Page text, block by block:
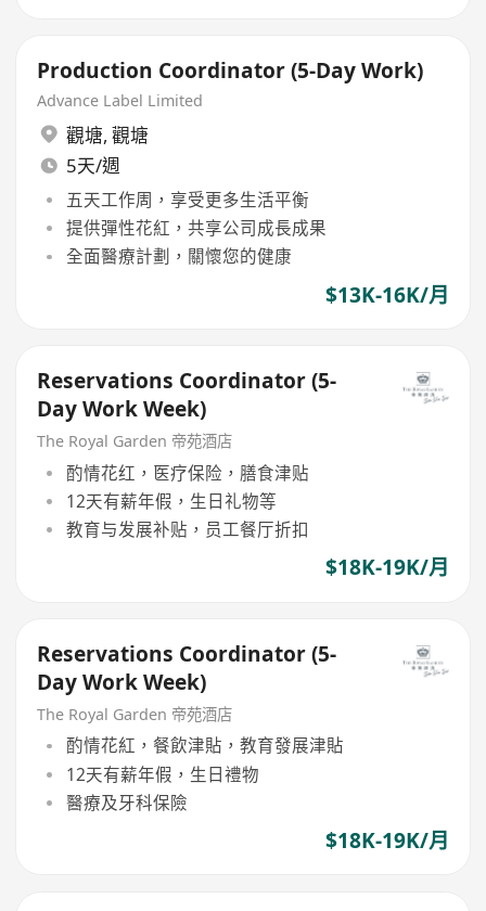
Production Coordinator (5-Day Work)
Advance Label Limited
觀塘, 觀塘
5天/週
五天工作周，享受更多生活平衡
提供彈性花紅，共享公司成長成果
全面醫療計劃，關懷您的健康
$13K-16K/月
Reservations Coordinator (5-
Day Work Week)
The Royal Garden 帝苑酒店
酌情花红，医疗保险，膳食津贴
12天有薪年假，生日礼物等
教育与发展补贴，员工餐厅折扣
$18K-19K/月
Reservations Coordinator (5-
Day Work Week)
The Royal Garden 帝苑酒店
酌情花紅，餐飲津貼，教育發展津貼
12天有薪年假，生日禮物
醫療及牙科保險
$18K-19K/月